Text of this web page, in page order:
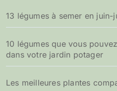
13 légumes à semer en
10 légumes que vous
dans votre jardin potager
Les meilleures plantes